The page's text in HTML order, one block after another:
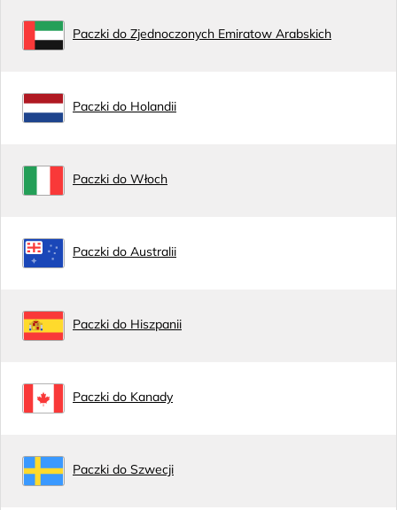
Paczki do Zjednoczonych Emiratow Arabskich
Paczki do Holandii
Paczki do Włoch
Paczki do Australii
Paczki do Hiszpanii
Paczki do Kanady
Paczki do Szwecji